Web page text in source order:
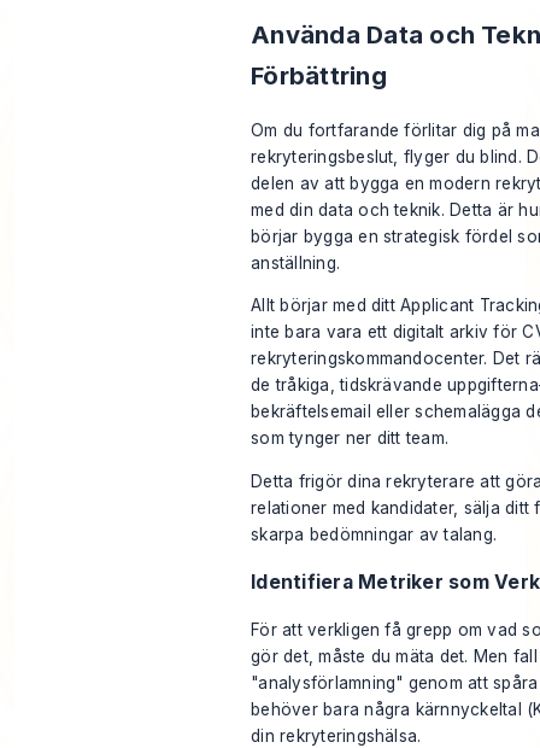
Använda Data och
Förbättring
Om du fortfarande förlitar dig på
rekryteringsbeslut, flyger du blind.
delen av att bygga en modern
med din data och teknik. Detta är
börjar bygga en strategisk fördel
anställning.
Allt börjar med ditt Applicant
inte bara vara ett digitalt arkiv för
rekryteringskommandocenter. Det
de tråkiga, tidskrävande
bekräftelsemail eller schemalägga
som tynger ner ditt team.
Detta frigör dina rekryterare att
relationer med kandidater, sälja
skarpa bedömningar av talang.
Identifiera Metriker som
För att verkligen få grepp om vad
gör det, måste du mäta det. Men
"analysförlamning" genom att
behöver bara några kärnnyckeltal
din rekryteringshälsa.